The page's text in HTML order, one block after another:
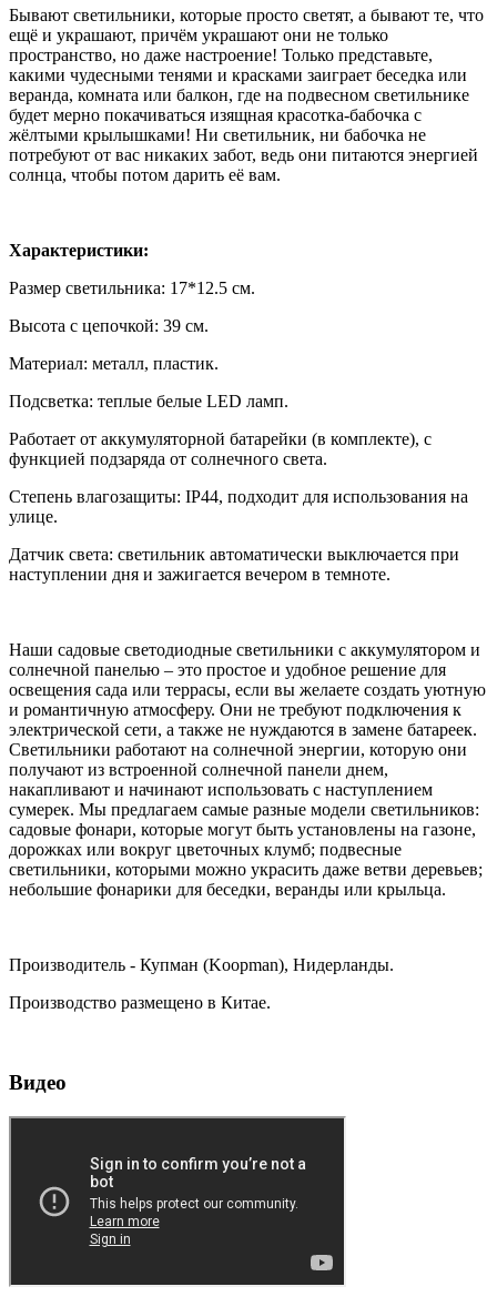
Бывают светильники, которые просто светят, а бывают те, что
ещё и украшают, причём украшают они не только
пространство, но даже настроение! Только представьте,
какими чудесными тенями и красками заиграет беседка или
веранда, комната или балкон, где на подвесном светильнике
будет мерно покачиваться изящная красотка-бабочка с
жёлтыми крылышками! Ни светильник, ни бабочка не
потребуют от вас никаких забот, ведь они питаются энергией
солнца, чтобы потом дарить её вам.
Характеристики:
Размер светильника: 17*12.5 см.
Высота с цепочкой: 39 см.
Материал: металл, пластик.
Подсветка: теплые белые LED ламп.
Работает от аккумуляторной батарейки (в комплекте), с
функцией подзаряда от солнечного света.
Степень влагозащиты: IP44, подходит для использования на
улице.
Датчик света: светильник автоматически выключается при
наступлении дня и зажигается вечером в темноте.
Наши садовые светодиодные светильники с аккумулятором и
солнечной панелью – это простое и удобное решение для
освещения сада или террасы, если вы желаете создать уютную
и романтичную атмосферу. Они не требуют подключения к
электрической сети, а также не нуждаются в замене батареек.
Светильники работают на солнечной энергии, которую они
получают из встроенной солнечной панели днем,
накапливают и начинают использовать с наступлением
сумерек. Мы предлагаем самые разные модели светильников:
садовые фонари, которые могут быть установлены на газоне,
дорожках или вокруг цветочных клумб; подвесные
светильники, которыми можно украсить даже ветви деревьев;
небольшие фонарики для беседки, веранды или крыльца.
Производитель - Купман (Koopman), Нидерланды.
Производство размещено в Китае.
Видео